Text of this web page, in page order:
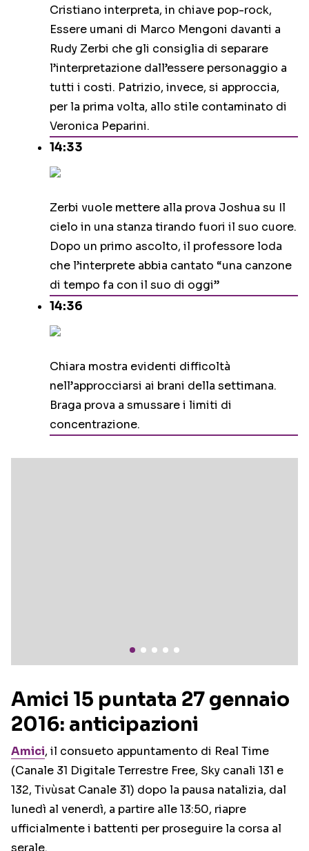
Cristiano interpreta, in chiave pop-rock,
Essere umani di Marco Mengoni davanti a
Rudy Zerbi che gli consiglia di separare
l’interpretazione dall’essere personaggio a
tutti i costi. Patrizio, invece, si approccia,
per la prima volta, allo stile contaminato di
Veronica Peparini.
14:33
Zerbi vuole mettere alla prova Joshua su Il
cielo in una stanza tirando fuori il suo cuore.
Dopo un primo ascolto, il professore loda
che l’interprete abbia cantato “una canzone
di tempo fa con il suo di oggi”
14:36
Chiara mostra evidenti difficoltà
nell’approcciarsi ai brani della settimana.
Braga prova a smussare i limiti di
concentrazione.
Amici 15 puntata 27 gennaio
2016: anticipazioni
Amici, il consueto appuntamento di Real Time
(Canale 31 Digitale Terrestre Free, Sky canali 131 e
132, Tivùsat Canale 31) dopo la pausa natalizia, dal
lunedì al venerdì, a partire alle 13:50, riapre
ufficialmente i battenti per proseguire la corsa al
serale.